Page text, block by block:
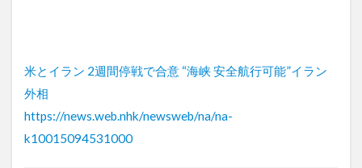
米とイラン 2週間停戦で合意 “海峡 安全航行可能”イラン
外相
https://news.web.nhk/newsweb/na/na-
k10015094531000